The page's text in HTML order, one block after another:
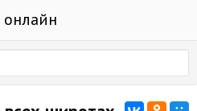
онлайн